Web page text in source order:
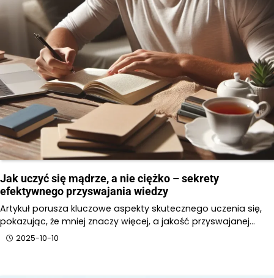
Jak uczyć się mądrze, a nie ciężko – sekrety
efektywnego przyswajania wiedzy
Artykuł porusza kluczowe aspekty skutecznego uczenia się,
pokazując, że mniej znaczy więcej, a jakość przyswajanej…
2025-10-10